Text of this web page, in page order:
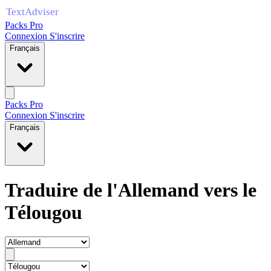
Packs Pro
Connexion S'inscrire
Français
Packs Pro
Connexion S'inscrire
Français
Traduire de l'Allemand vers le
Télougou